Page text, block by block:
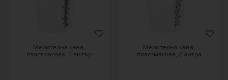
Мерителна кана,
пластмасова, 1 литър
Мерителна кана,
пластмасова, 2 литра